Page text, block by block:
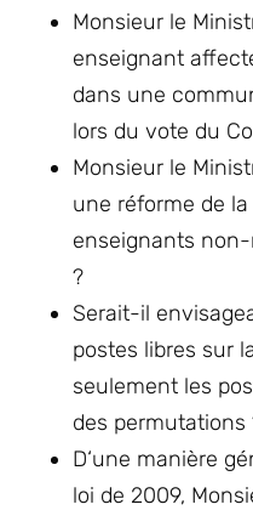
Monsieur le
enseignant
dans une
lors du vote du
Monsieur le
une réforme de
enseignants
?
Serait-il
postes libres sur
seulement les
des permutations
D‘une manière
loi de 2009,